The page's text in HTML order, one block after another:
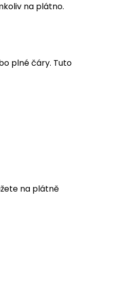
na plátno.
plné čáry. Tuto
na plátně